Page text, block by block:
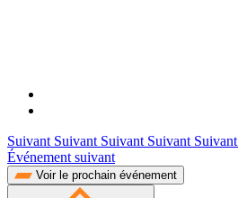
Suivant Suivant Suivant Suivant Suivant
Événement suivant
Voir le prochain événement